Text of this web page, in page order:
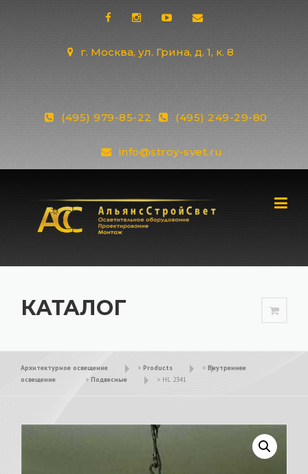
г. Москва, ул. Грина, д. 1, к. 8
(495) 979-85-22 (495) 249-29-80
info@stroy-svet.ru
КАТАЛОГ
Архитектурное освещение > Products > Внутреннее
освещение
> Подвесные > HL 2341